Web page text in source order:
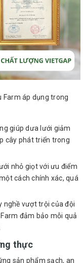
Farm áp dụng trong
giúp dưa lưới giảm
cây phát triển trong
nhỏ giọt với ưu điểm
cách chính xác, quá
nghề vượt trội của đội
đảm bảo mỗi quả
thực
sản phẩm sạch, an